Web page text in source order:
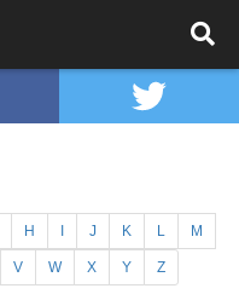
H J K L M
V W X Y Z